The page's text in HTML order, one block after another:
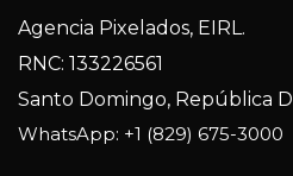
Agencia Pixelados, EIRL.
RNC: 133226561
Santo Domingo, República
WhatsApp: +1 (829) 675-3000